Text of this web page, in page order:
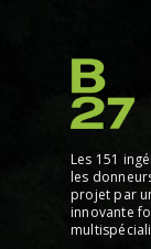
Les 151
les
projet par
innovante